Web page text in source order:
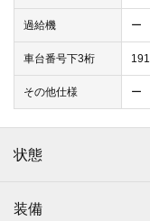
過給機 ー
車台番号下3桁 191
その他仕様 ー
状態
装備